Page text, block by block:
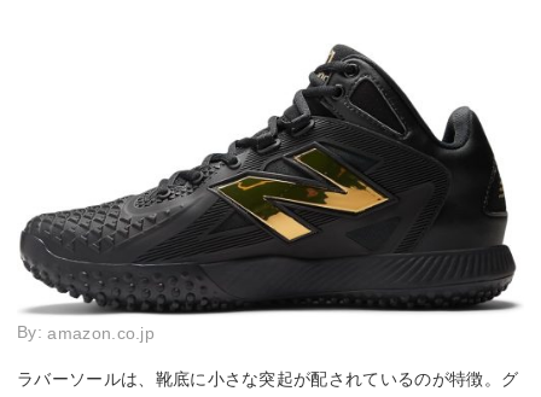
By:amazon.co.jp
ラバーソールは、靴底に小さな突起が配されているのが特徴。グ